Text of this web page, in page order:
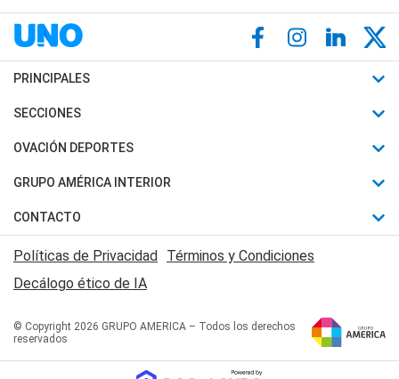
PRINCIPALES
Últimas Noticias
Política
Judiciales
Economia
SECCIONES
Horóscopo
Motores
Trucos caseros
Series y Películas
Edictos y Solicitadas
OVACIÓN DEPORTES
Fútbol
Mundial
Automovilismo
Rugby
Básquet
GRUPO AMÉRICA INTERIOR
Canal 7 en Vivo
San Juan 8
CONTACTO
Acerca de Nosotros
Contactanos
Políticas de Privacidad Términos y Condiciones
Decálogo ético de IA
© Copyright 2026 GRUPO AMERICA – Todos los derechos
reservados